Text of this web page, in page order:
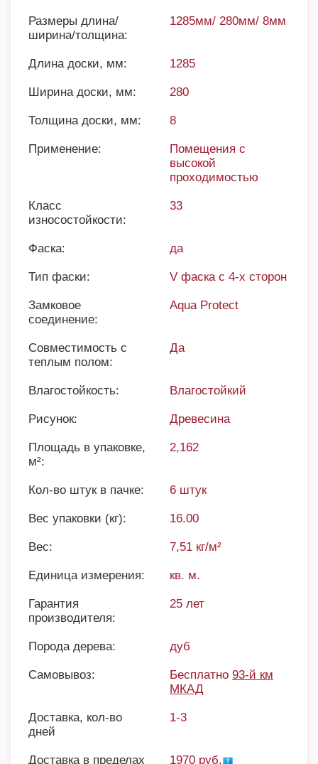
Размеры длина/
ширина/толщина:
1285мм/ 280мм/ 8мм
Длина доски, мм: 1285
Ширина доски, мм: 280
Толщина доски, мм: 8
Применение:
Помещения с
высокой
проходимостью
Класс
износостойкости:
33
Фаска: да
Тип фаски: V фаска с 4-х сторон
Замковое
соединение:
Aqua Protect
Совместимость с
теплым полом:
Да
Влагостойкость: Влагостойкий
Рисунок: Древесина
Площадь в упаковке,
м²:
2,162
Кол-во штук в пачке: 6 штук
Вес упаковки (кг): 16.00
Вес: 7,51 кг/м²
Единица измерения: кв. м.
Гарантия
производителя:
25 лет
Порода дерева: дуб
Самовывоз: Бесплатно 93-й км
МКАД
Доставка, кол-во
дней
1-3
Доставка в пределах 1970 руб.